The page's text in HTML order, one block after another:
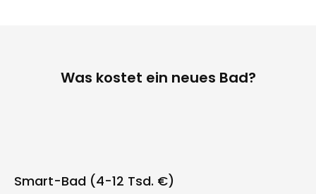
Was kostet ein neues Bad?
Smart-Bad (4-12 Tsd. €)